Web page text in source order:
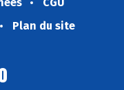
Plan du site